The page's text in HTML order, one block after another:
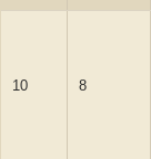
10 8